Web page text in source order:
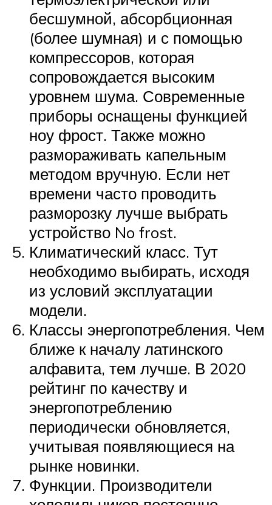
бесшумной, абсорбционная
(более шумная) и с помощью
компрессоров, которая
сопровождается высоким
уровнем шума. Современные
приборы оснащены функцией
ноу фрост. Также можно
размораживать капельным
методом вручную. Если нет
времени часто проводить
разморозку лучше выбрать
устройство No frost.
Климатический класс. Тут
необходимо выбирать, исходя
из условий эксплуатации
модели.
Классы энергопотребления. Чем
ближе к началу латинского
алфавита, тем лучше. В 2020
рейтинг по качеству и
энергопотреблению
периодически обновляется,
учитывая появляющиеся на
рынке новинки.
Функции. Производители